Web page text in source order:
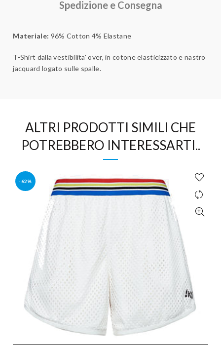
Spedizione e Consegna
Materiale: 96% Cotton 4% Elastane
T-Shirt dalla vestibilita' over, in cotone elasticizzato e nastro
jacquard logato sulle spalle.
ALTRI PRODOTTI SIMILI CHE
POTREBBERO INTERESSARTI..
-62%